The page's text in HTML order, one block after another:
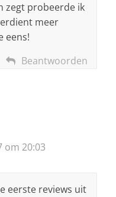
zegt probeerde ik
meer
eens!
Beantwoorden
om 20:03
eerste reviews uit